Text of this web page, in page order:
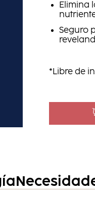
Elimina
Seguro
*Libre de